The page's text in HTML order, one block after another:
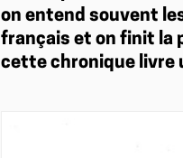
on entend souvent
français et on finit la
cette chronique livre